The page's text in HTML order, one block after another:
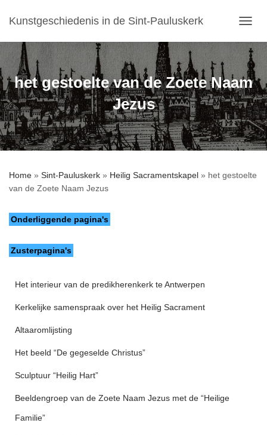
Kunstgeschiedenis in de Sint-Pauluskerk
O
G
G
L
E
N
A
V
I
G
I
het gestoelte van de Zoete Naam
Jezus
Home » Sint-Pauluskerk » Heilig Sacramentskapel » het gestoelte
van de Zoete Naam Jezus
Onderliggende pagina's
Zusterpagina's
Het interieur van de predikherenkerk te Antwerpen
Kerkelijke samenspraak over het Heilig Sacrament
Altaaromlijsting
Het beeld “De gegeselde Christus”
Sculptuur “Heilig Hart”
Beeldengroep van de Zoete Naam Jezus met de “Heilige
Familie”